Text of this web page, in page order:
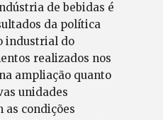
de bebidas é
da política
industrial do
realizados nos
ampliação quanto
unidades
condições